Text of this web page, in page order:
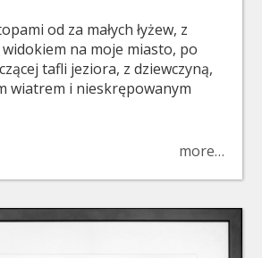
od za małych łyżew, z
na moje miasto, po
tafli jeziora, z dziewczyną,
wiatrem i nieskrępowanym
more…